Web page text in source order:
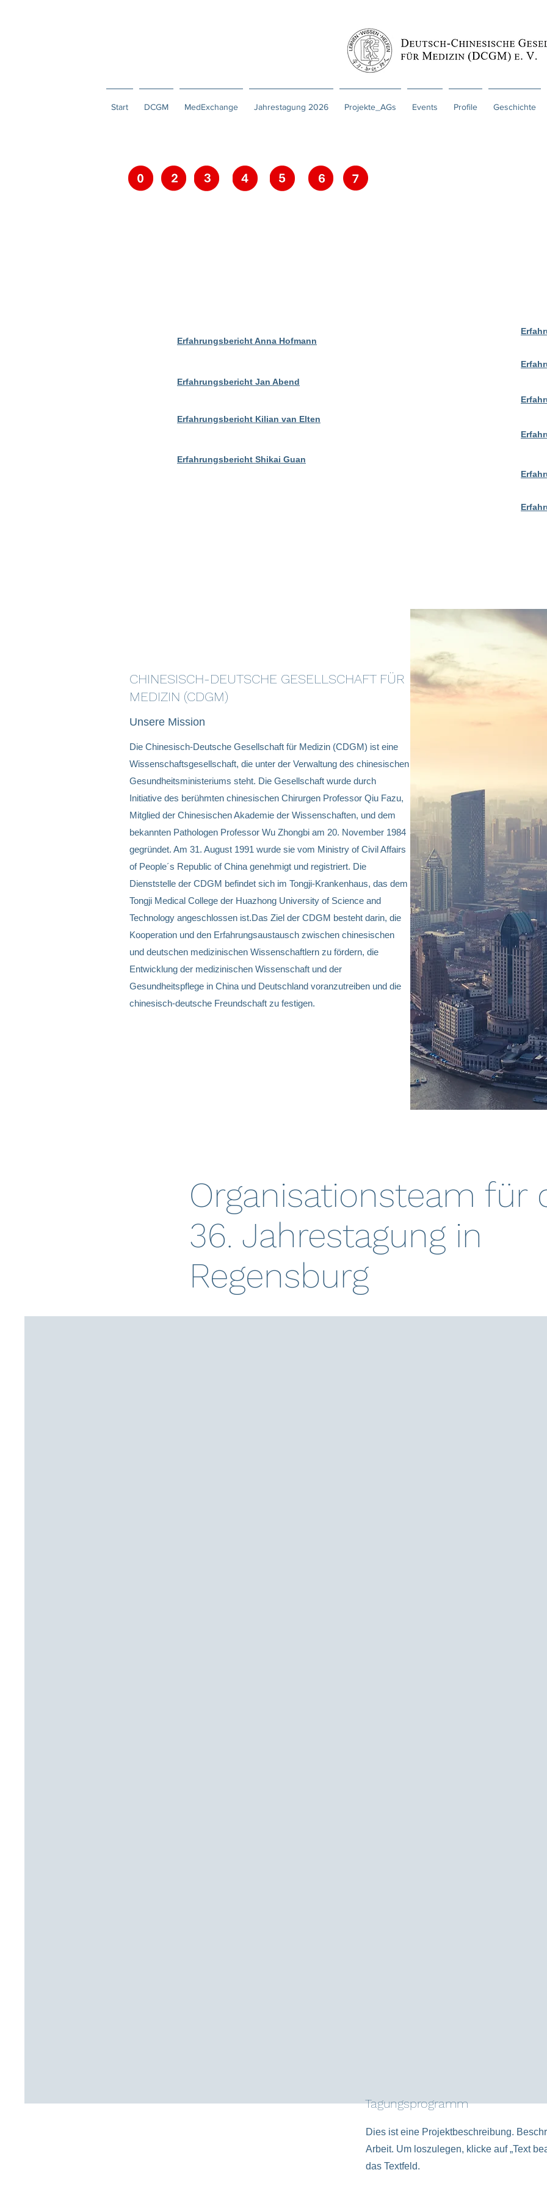
Start DCGM MedExchange Jahrestagung 2026 Projekte_AGs Events Profile Geschichte
Erfahrungsbericht Anna Hofmann
Erfahrungsbericht Jan Abend
Erfahrungsbericht Kilian van Elten
Erfahrungsbericht Shikai Guan
CHINESISCH-DEUTSCHE GESELLSCHAFT FÜR
MEDIZIN (CDGM)
Unsere Mission
Die Chinesisch-Deutsche Gesellschaft für Medizin (CDGM) ist eine
Wissenschaftsgesellschaft, die unter der Verwaltung des chinesischen
Gesundheitsministeriums steht. Die Gesellschaft wurde durch
Initiative des berühmten chinesischen Chirurgen Professor Qiu Fazu,
Mitglied der Chinesischen Akademie der Wissenschaften, und dem
bekannten Pathologen Professor Wu Zhongbi am 20. November 1984
gegründet. Am 31. August 1991 wurde sie vom Ministry of Civil Affairs
of People´s Republic of China genehmigt und registriert. Die
Dienststelle der CDGM befindet sich im Tongji-Krankenhaus, das dem
Tongji Medical College der Huazhong University of Science and
Technology angeschlossen ist.Das Ziel der CDGM besteht darin, die
Kooperation und den Erfahrungsaustausch zwischen chinesischen
und deutschen medizinischen Wissenschaftlern zu fördern, die
Entwicklung der medizinischen Wissenschaft und der
Gesundheitspflege in China und Deutschland voranzutreiben und die
chinesisch-deutsche Freundschaft zu festigen.
Organisationsteam für
36. Jahrestagung in
Regensburg
Tagungsprogramm
Dies ist eine Projektbeschreibung.
Arbeit. Um loszulegen, klicke auf „Text
das Textfeld.